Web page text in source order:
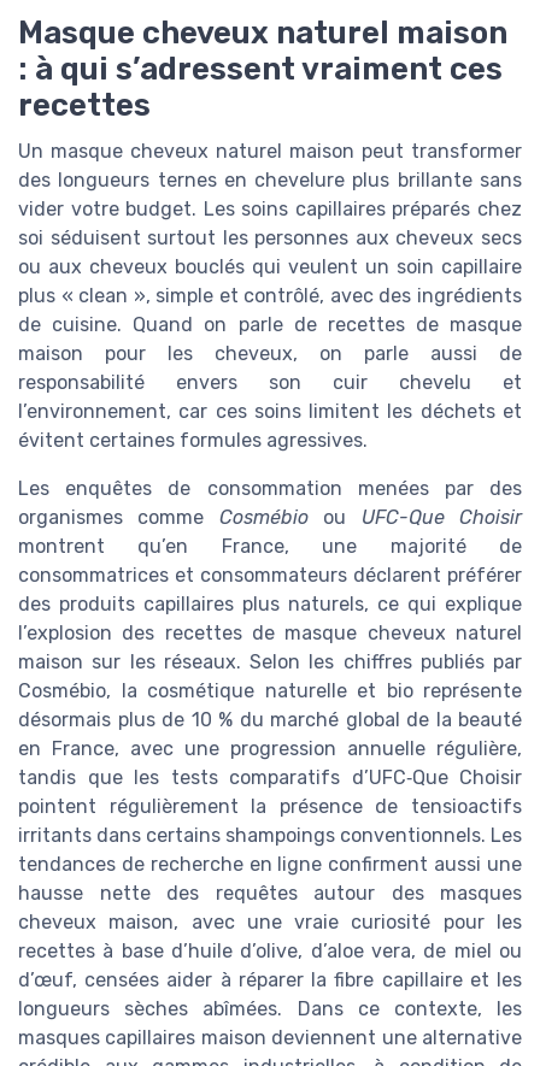
Masque cheveux naturel maison
: à qui s’adressent vraiment ces
recettes
Un masque cheveux naturel maison peut transformer
des longueurs ternes en chevelure plus brillante sans
vider votre budget. Les soins capillaires préparés chez
soi séduisent surtout les personnes aux cheveux secs
ou aux cheveux bouclés qui veulent un soin capillaire
plus « clean », simple et contrôlé, avec des ingrédients
de cuisine. Quand on parle de recettes de masque
maison pour les cheveux, on parle aussi de
responsabilité envers son cuir chevelu et
l’environnement, car ces soins limitent les déchets et
évitent certaines formules agressives.
Les enquêtes de consommation menées par des
organismes comme Cosmébioou UFC-Que Choisir
montrent qu’en France, une majorité de
consommatrices et consommateurs déclarent préférer
des produits capillaires plus naturels, ce qui explique
l’explosion des recettes de masque cheveux naturel
maison sur les réseaux. Selon les chiffres publiés par
Cosmébio, la cosmétique naturelle et bio représente
désormais plus de 10 % du marché global de la beauté
en France, avec une progression annuelle régulière,
tandis que les tests comparatifs d’UFC‑Que Choisir
pointent régulièrement la présence de tensioactifs
irritants dans certains shampoings conventionnels. Les
tendances de recherche en ligne confirment aussi une
hausse nette des requêtes autour des masques
cheveux maison, avec une vraie curiosité pour les
recettes à base d’huile d’olive, d’aloe vera, de miel ou
d’œuf, censées aider à réparer la fibre capillaire et les
longueurs sèches abîmées. Dans ce contexte, les
masques capillaires maison deviennent une alternative